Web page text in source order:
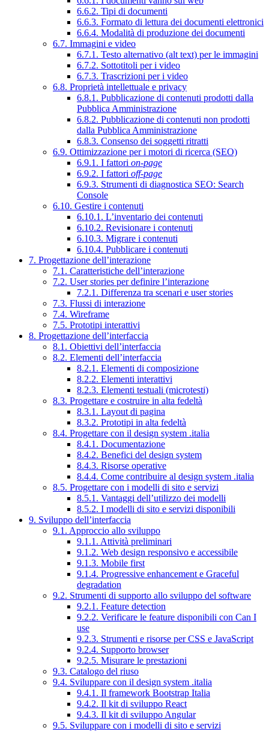
6.6.2. Tipi di documenti
6.6.3. Formato di lettura dei documenti elettronici
6.6.4. Modalità di produzione dei documenti
6.7. Immagini e video
6.7.1. Testo alternativo (alt text) per le immagini
6.7.2. Sottotitoli per i video
6.7.3. Trascrizioni per i video
6.8. Proprietà intellettuale e privacy
6.8.1. Pubblicazione di contenuti prodotti dalla
Pubblica Amministrazione
6.8.2. Pubblicazione di contenuti non prodotti
dalla Pubblica Amministrazione
6.8.3. Consenso dei soggetti ritratti
6.9. Ottimizzazione per i motori di ricerca (SEO)
6.9.1. I fattori on-page
6.9.2. I fattori off-page
6.9.3. Strumenti di diagnostica SEO: Search
Console
6.10. Gestire i contenuti
6.10.1. L’inventario dei contenuti
6.10.2. Revisionare i contenuti
6.10.3. Migrare i contenuti
6.10.4. Pubblicare i contenuti
7. Progettazione dell’interazione
7.1. Caratteristiche dell’interazione
7.2. User stories per definire l’interazione
7.2.1. Differenza tra scenari e user stories
7.3. Flussi di interazione
7.4. Wireframe
7.5. Prototipi interattivi
8. Progettazione dell’interfaccia
8.1. Obiettivi dell’interfaccia
8.2. Elementi dell’interfaccia
8.2.1. Elementi di composizione
8.2.2. Elementi interattivi
8.2.3. Elementi testuali (microtesti)
8.3. Progettare e costruire in alta fedeltà
8.3.1. Layout di pagina
8.3.2. Prototipi in alta fedeltà
8.4. Progettare con il design system .italia
8.4.1. Documentazione
8.4.2. Benefici del design system
8.4.3. Risorse operative
8.4.4. Come contribuire al design system .italia
8.5. Progettare con i modelli di sito e servizi
8.5.1. Vantaggi dell’utilizzo dei modelli
8.5.2. I modelli di sito e servizi disponibili
9. Sviluppo dell’interfaccia
9.1. Approccio allo sviluppo
9.1.1. Attività preliminari
9.1.2. Web design responsivo e accessibile
9.1.3. Mobile first
9.1.4. Progressive enhancement e Graceful
degradation
9.2. Strumenti di supporto allo sviluppo del software
9.2.1. Feature detection
9.2.2. Verificare le feature disponibili con Can I
use
9.2.3. Strumenti e risorse per CSS e JavaScript
9.2.4. Supporto browser
9.2.5. Misurare le prestazioni
9.3. Catalogo del riuso
9.4. Sviluppare con il design system .italia
9.4.1. Il framework Bootstrap Italia
9.4.2. Il kit di sviluppo React
9.4.3. Il kit di sviluppo Angular
9.5. Sviluppare con i modelli di sito e servizi